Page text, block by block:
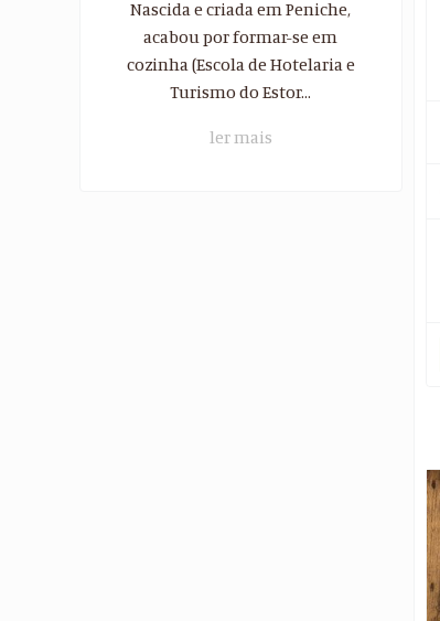
Nascida e criada em Peniche,
acabou por formar-se em
cozinha (Escola de Hotelaria e
Turismo do Estor...
ler mais